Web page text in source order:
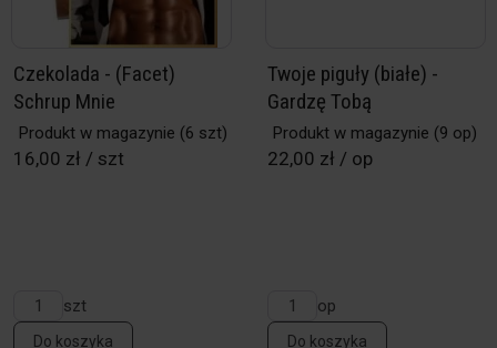
Czekolada - (Facet)
Schrup Mnie
Produkt w magazynie (6 szt)
16,00 zł / szt
szt
Do koszyka
Twoje piguły (białe) -
Gardzę Tobą
Produkt w magazynie (9 op)
22,00 zł / op
op
Do koszyka